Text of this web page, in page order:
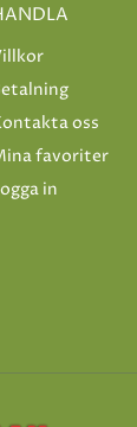
oss
favoriter
in